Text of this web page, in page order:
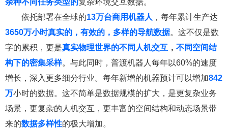
余种不同任务类型的复杂环境交互数据。
依托部署在全球的13万台商用机器人 ，每年累计生产达
3650万小时真实的，有效的，多样的导航数据。这不仅是数
字的累积，更是真实物理世界的不同 人机交互 ， 不同空间结
构下的密集采样。与此同时，普渡机器人每年以60%的速度
增长，深入更多细分行业。每年新增的机器预计可以增加842
万小时的数据。这不简单是数据规模的扩大，是更复杂业务
场景，更复杂的人机交互，更丰富的空间结构和动态场景带
来的数据多样性的极大增加。